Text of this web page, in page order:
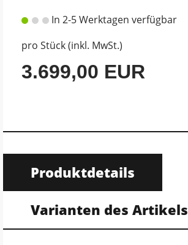
In 2-5 Werktagen verfügbar
pro Stück (inkl. MwSt.)
3.699,00 EUR
Produktdetails
Varianten des Artikels